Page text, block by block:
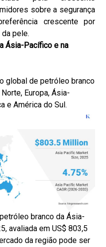
sobre a segurança
crescente por
pele.
Ásia-Pacífico e na
global de petróleo branco
Europa, Ásia-
e América do Sul.
branco da Ásia-
avaliada em US$ 803,5
da região pode ser